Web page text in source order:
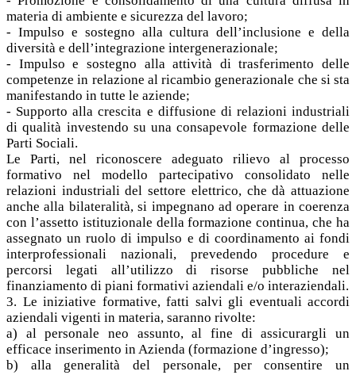
materia di ambiente e sicurezza del lavoro;
- Impulso e sostegno alla cultura dell’inclusione e della
diversità e dell’integrazione intergenerazionale;
- Impulso e sostegno alla attività di trasferimento delle
competenze in relazione al ricambio generazionale che si sta
manifestando in tutte le aziende;
- Supporto alla crescita e diffusione di relazioni industriali
di qualità investendo su una consapevole formazione delle
Parti Sociali.
Le Parti, nel riconoscere adeguato rilievo al processo
formativo nel modello partecipativo consolidato nelle
relazioni industriali del settore elettrico, che dà attuazione
anche alla bilateralità, si impegnano ad operare in coerenza
con l’assetto istituzionale della formazione continua, che ha
assegnato un ruolo di impulso e di coordinamento ai fondi
interprofessionali nazionali, prevedendo procedure e
percorsi legati all’utilizzo di risorse pubbliche nel
finanziamento di piani formativi aziendali e/o interaziendali.
3. Le iniziative formative, fatti salvi gli eventuali accordi
aziendali vigenti in materia, saranno rivolte:
a) al personale neo assunto, al fine di assicurargli un
efficace inserimento in Azienda (formazione d’ingresso);
b) alla generalità del personale, per consentire un